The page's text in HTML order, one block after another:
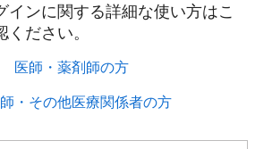
インに関する詳細な使い方はこ
ださい。​
医師・薬剤師の方​
・その他医療関係者の方​